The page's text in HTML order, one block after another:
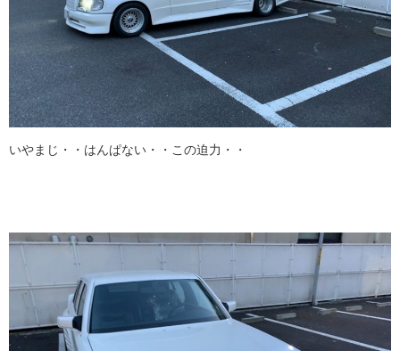
いやまじ・・はんぱない・・この迫力・・